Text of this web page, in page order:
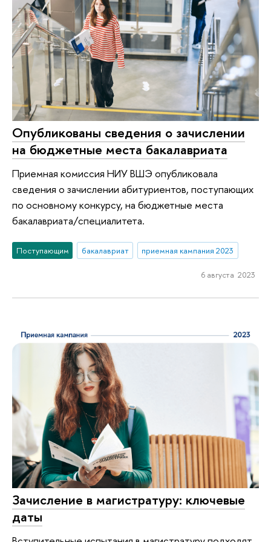
Опубликованы сведения о зачислении
на бюджетные места бакалавриата
Приемная комиссия НИУ ВШЭ опубликовала
сведения о зачислении абитуриентов, поступающих
по основному конкурсу, на бюджетные места
бакалавриата/специалитета.
Поступающим бакалавриат приемная кампания 2023
6 августа 2023
Зачисление в магистратуру: ключевые
даты